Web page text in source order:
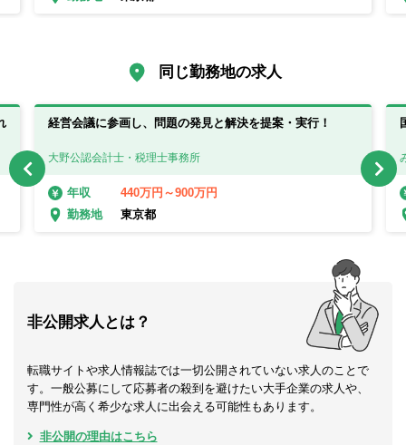
同じ勤務地の求人
経営会議に参画し、問題の発見と解決を提案・実行！
大野公認会計士・税理士事務所
年収
440万円～900万円
勤務地
東京都
非公開求人とは？
転職サイトや求人情報誌では一切公開されていない求人のことで
す。一般公募にして応募者の殺到を避けたい大手企業の求人や、
専門性が高く希少な求人に出会える可能性もあります。
非公開の理由はこちら